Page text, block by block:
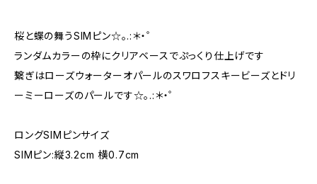
桜と蝶の舞うSIMピン☆。.:＊・゜
ランダムカラーの枠にクリアベースでぷっくり仕上げです
繋ぎはローズウォーターオパールのスワロフスキービーズとドリ
ーミーローズのパールです☆。.:＊・゜
ロングSIMピンサイズ
SIMピン:縦3.2cm 横0.7cm